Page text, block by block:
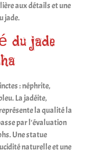
aux détails et une
jade.
du jade
: néphrite,
La jadéite,
la qualité la
par l'évaluation
Une statue
naturelle et une